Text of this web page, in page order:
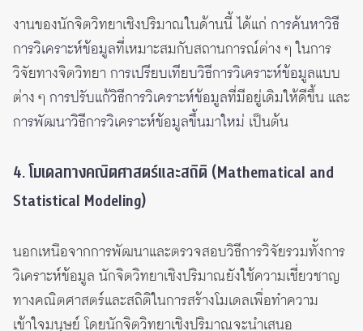
งานของนักจิตวิทยาเชิงปริมาณในด้านนี้ ได้แก่ การค้นหาวิธี
การวิเคราะห์ข้อมูลที่เหมาะสมกับสถานการณ์ต่าง ๆ ในการ
วิจัยทางจิตวิทยา การเปรียบเทียบวิธีการวิเคราะห์ข้อมูลแบบ
ต่าง ๆ การปรับแก้วิธีการวิเคราะห์ข้อมูลที่มีอยู่เดิมให้ดีขึ้น และ
การพัฒนาวิธีการวิเคราะห์ข้อมูลขึ้นมาใหม่ เป็นต้น
4. โมเดลทางคณิตศาสตร์และสถิติ (Mathematical and
Statistical Modeling)
นอกเหนือจากการพัฒนาและตรวจสอบวิธีการวิจัยรวมทั้งการ
วิเคราะห์ข้อมูล นักจิตวิทยาเชิงปริมาณยังใช้ความเชี่ยวชาญ
ทางคณิตศาสตร์และสถิติในการสร้างโมเดลเพื่อทำความ
เข้าใจมนุษย์ โดยนักจิตวิทยาเชิงปริมาณจะนำเสนอ